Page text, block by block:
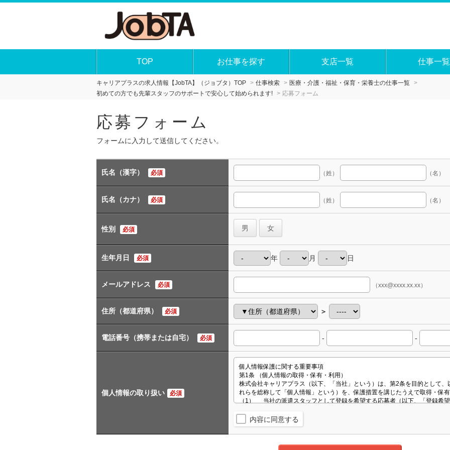
TOP お仕事を探す 支店一覧 仕事一覧
キャリアプラスの求人情報【JobTA】（ジョブタ）TOP 仕事検索
医療・介護・福祉・保育・栄養士の仕事一覧
初めての方でも先輩スタッフのサポートで安心して始められます!
応募フォーム
応募フォーム
フォームに入力して送信してください。
氏名（漢字） 必須 （姓） （名）
氏名（カナ） 必須 （姓） （名）
性別 必須 男 女
生年月日 必須 年 月 日
メールアドレス 必須 （xxx@xxxx.xx.xx）
住所（都道府県） 必須 ＞
電話番号（携帯または自宅） 必須 - -
個人情報の取り扱い 必須
内容に同意する